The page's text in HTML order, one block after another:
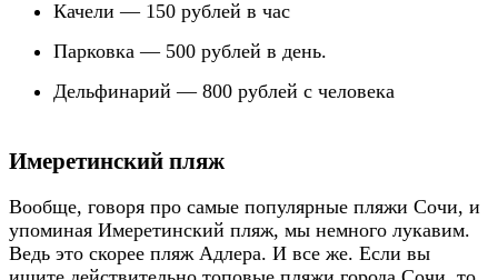
Качели — 150 рублей в час
Парковка — 500 рублей в день.
Дельфинарий — 800 рублей с человека
Имеретинский пляж
Вообще, говоря про самые популярные пляжи Сочи, и
упоминая Имеретинский пляж, мы немного лукавим.
Ведь это скорее пляж Адлера. И все же. Если вы